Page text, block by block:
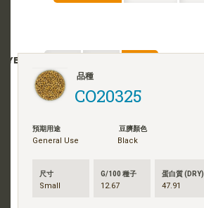
FRANÇAIS
日本語
한국어
INDONESIA
YEAR
品種
CO20325
預期用途
General Use
豆臍顏色
Black
尺寸
Small
G/100 種子
12.67
蛋白質 (DRY)
47.91